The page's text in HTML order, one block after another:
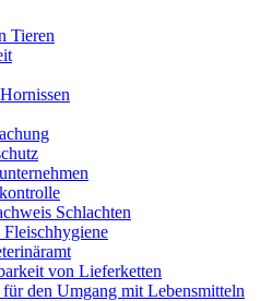
Tieren
Schlachten
Fleischhygiene
von Lieferketten
den Umgang mit Lebensmitteln